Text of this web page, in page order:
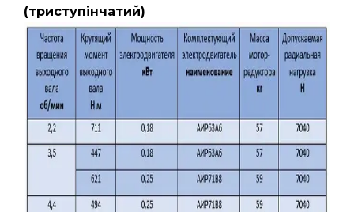
(триступінчатий)